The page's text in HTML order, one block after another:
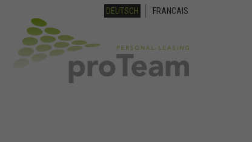
DEUTSCH FRANCAIS